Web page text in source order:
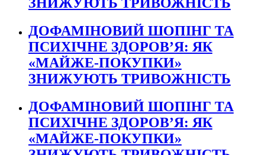
ДОФАМІНОВИЙ ШОПІНГ ТА
ПСИХІЧНЕ ЗДОРОВ’Я: ЯК
«МАЙЖЕ-ПОКУПКИ»
ЗНИЖУЮТЬ ТРИВОЖНІСТЬ
ДОФАМІНОВИЙ ШОПІНГ ТА
ПСИХІЧНЕ ЗДОРОВ’Я: ЯК
«МАЙЖЕ-ПОКУПКИ»